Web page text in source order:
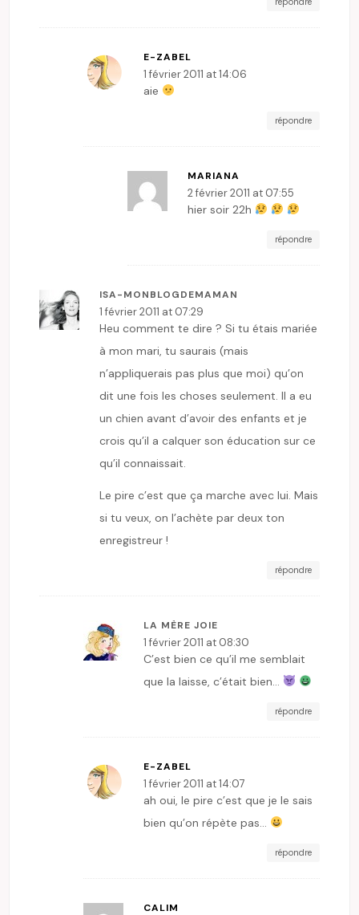
E-ZABEL
1 février 2011 at 14:06
aie
répondre
MARIANA
2 février 2011 at 07:55
hier soir 22h
répondre
ISA-MONBLOGDEMAMAN
1 février 2011 at 07:29
Heu comment te dire ? Si tu étais mariée
à mon mari, tu saurais (mais
n’appliquerais pas plus que moi) qu’on
dit une fois les choses seulement. Il a eu
un chien avant d’avoir des enfants et je
crois qu’il a calquer son éducation sur ce
qu’il connaissait.
Le pire c’est que ça marche avec lui. Mais
si tu veux, on l’achète par deux ton
enregistreur !
répondre
LA MÈRE JOIE
1 février 2011 at 08:30
C’est bien ce qu’il me semblait
que la laisse, c’était bien…
répondre
E-ZABEL
1 février 2011 at 14:07
ah oui, le pire c’est que je le sais
bien qu’on répète pas…
répondre
CALIM